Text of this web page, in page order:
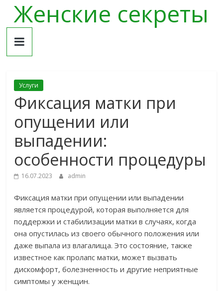
Skip
content
Женские секреты
Услуги
Фиксация матки при
опущении или
выпадении:
особенности процедуры
16.07.2023 admin
Фиксация матки при опущении или выпадении
является процедурой, которая выполняется для
поддержки и стабилизации матки в случаях, когда
она опустилась из своего обычного положения или
даже выпала из влагалища. Это состояние, также
известное как пролапс матки, может вызвать
дискомфорт, болезненность и другие неприятные
симптомы у женщин.